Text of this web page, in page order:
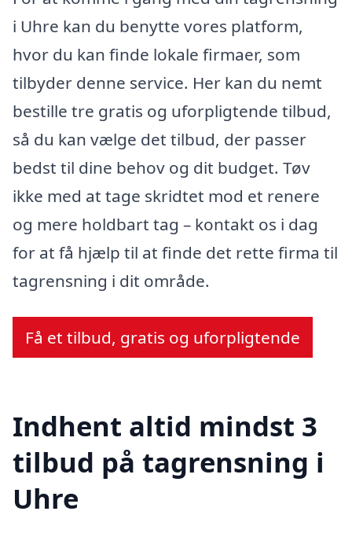
i Uhre kan du benytte vores platform,
hvor du kan finde lokale firmaer, som
tilbyder denne service. Her kan du nemt
bestille tre gratis og uforpligtende tilbud,
så du kan vælge det tilbud, der passer
bedst til dine behov og dit budget. Tøv
ikke med at tage skridtet mod et renere
og mere holdbart tag – kontakt os i dag
for at få hjælp til at finde det rette firma til
tagrensning i dit område.
Få et tilbud, gratis og uforpligtende
Indhent altid mindst 3
tilbud på tagrensning i
Uhre